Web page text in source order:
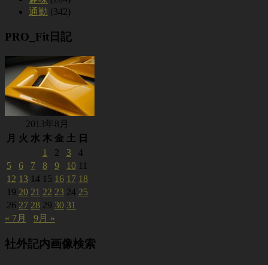
通勤 (342)
PRO_Fit日記
2013年8月
月
火 水 木 金 土 日
1
2 3
4
5
6 7 8 9 10 11
12 13 14 15 16 17 18
19 20 21 22 23 24 25
26 27 28 29 30 31
« 7月
9月 »
社外記内画像検索